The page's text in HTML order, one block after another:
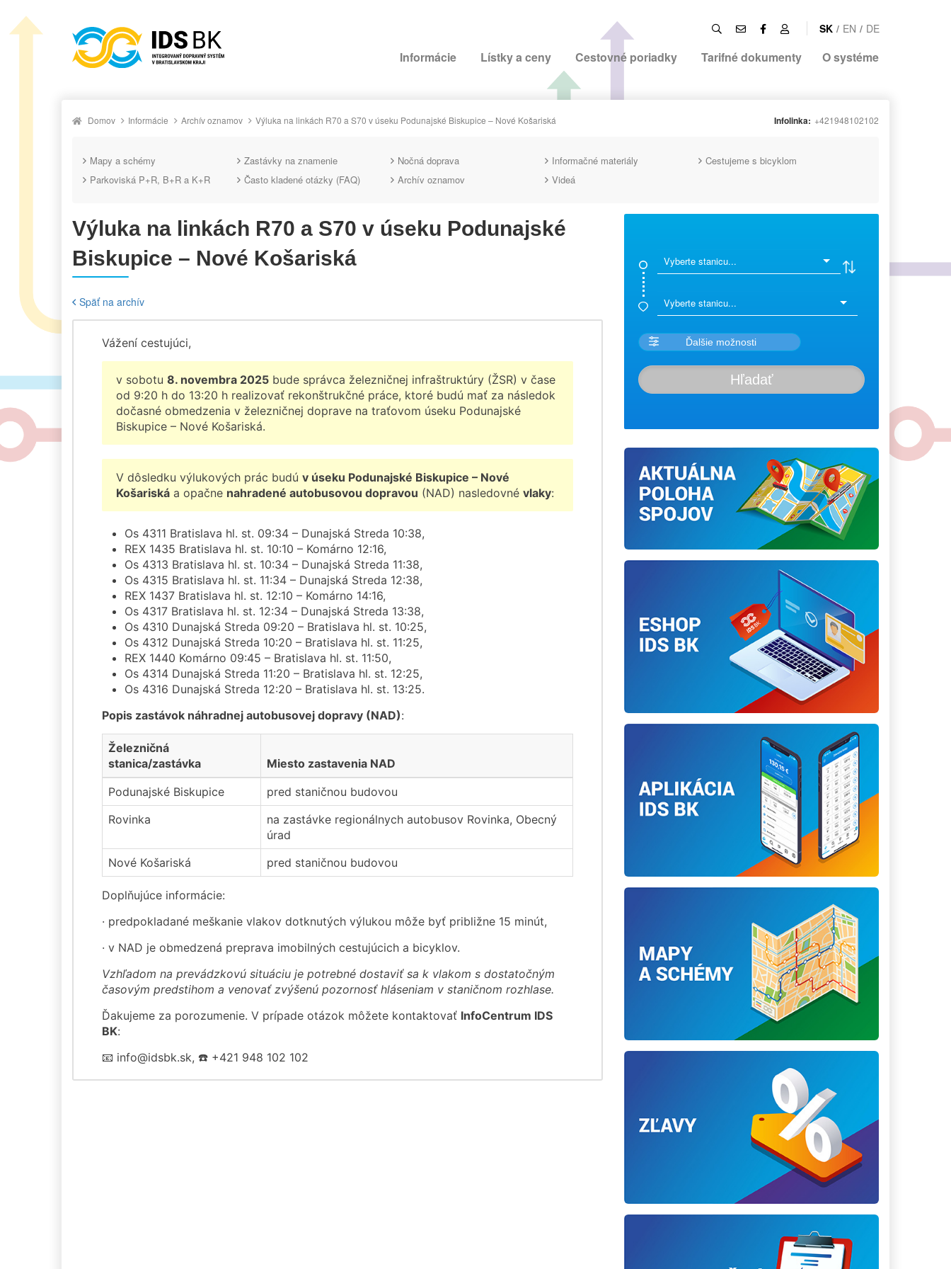
SK / EN / DE
Informácie Lístky a ceny Cestovné poriadky Tarifné dokumenty O systéme
Domov Informácie Archív oznamov Výluka na linkách R70 a S70 v úseku Podunajské Biskupice – Nové Košariská Infolinka: +421948102102
Mapy a schémy Zastávky na znamenie Nočná doprava Informačné materiály
Cestujeme s bicyklom
Parkoviská P+R, B+R a K+R
Často kladené otázky (FAQ) Archív oznamov Videá
Výluka na linkách R70 a S70 v úseku Podunajské
Biskupice – Nové Košariská
Späť na archív
Vážení cestujúci,
v sobotu 8. novembra 2025 bude správca železničnej infraštruktúry (ŽSR) v čase
od 9:20 h do 13:20 h realizovať rekonštrukčné práce, ktoré budú mať za následok
dočasné obmedzenia v železničnej doprave na traťovom úseku Podunajské
Biskupice – Nové Košariská.
V dôsledku výlukových prác budú v úseku Podunajské Biskupice – Nové
Košariská a opačne nahradené autobusovou dopravou (NAD) nasledovné vlaky:
Os 4311 Bratislava hl. st. 09:34 – Dunajská Streda 10:38,
REX 1435 Bratislava hl. st. 10:10 – Komárno 12:16,
Os 4313 Bratislava hl. st. 10:34 – Dunajská Streda 11:38,
Os 4315 Bratislava hl. st. 11:34 – Dunajská Streda 12:38,
REX 1437 Bratislava hl. st. 12:10 – Komárno 14:16,
Os 4317 Bratislava hl. st. 12:34 – Dunajská Streda 13:38,
Os 4310 Dunajská Streda 09:20 – Bratislava hl. st. 10:25,
Os 4312 Dunajská Streda 10:20 – Bratislava hl. st. 11:25,
REX 1440 Komárno 09:45 – Bratislava hl. st. 11:50,
Os 4314 Dunajská Streda 11:20 – Bratislava hl. st. 12:25,
Os 4316 Dunajská Streda 12:20 – Bratislava hl. st. 13:25.
Popis zastávok náhradnej autobusovej dopravy (NAD):
Železničná
stanica/zastávka
Miesto zastavenia NAD
Podunajské Biskupice
pred staničnou budovou
Rovinka
na zastávke regionálnych autobusov Rovinka, Obecný
úrad
Nové Košariská
pred staničnou budovou
Doplňujúce informácie:
· predpokladané meškanie vlakov dotknutých výlukou môže byť približne 15 minút,
· v NAD je obmedzená preprava imobilných cestujúcich a bicyklov.
Vzhľadom na prevádzkovú situáciu je potrebné dostaviť sa k vlakom s dostatočným
časovým predstihom a venovať zvýšenú pozornosť hláseniam v staničnom rozhlase.
Ďakujeme za porozumenie. V prípade otázok môžete kontaktovať InfoCentrum IDS
BK:
📧 info@idsbk.sk, ☎️ +421 948 102 102